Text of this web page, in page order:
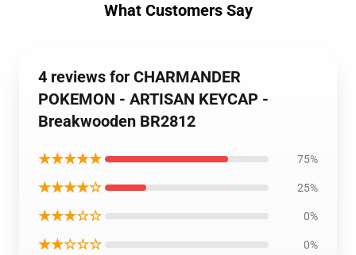
What Customers Say
4 reviews for CHARMANDER
POKEMON - ARTISAN KEYCAP -
Breakwooden BR2812
★★★★★ 75%
★★★★☆ 25%
★★★☆☆ 0%
★★☆☆☆ 0%